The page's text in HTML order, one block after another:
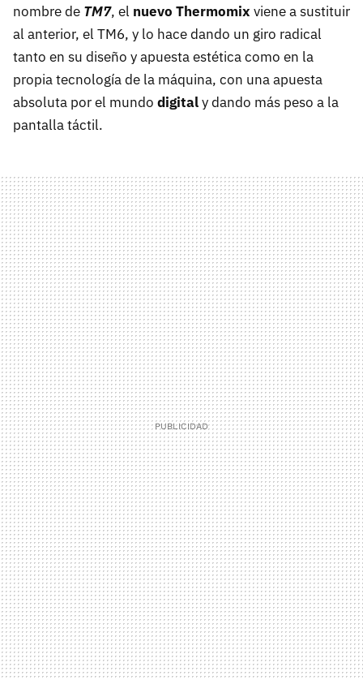
nombre de TM7, el nuevo Thermomix viene a sustituir
al anterior, el TM6, y lo hace dando un giro radical
tanto en su diseño y apuesta estética como en la
propia tecnología de la máquina, con una apuesta
absoluta por el mundo digitaly dando más peso a la
pantalla táctil.